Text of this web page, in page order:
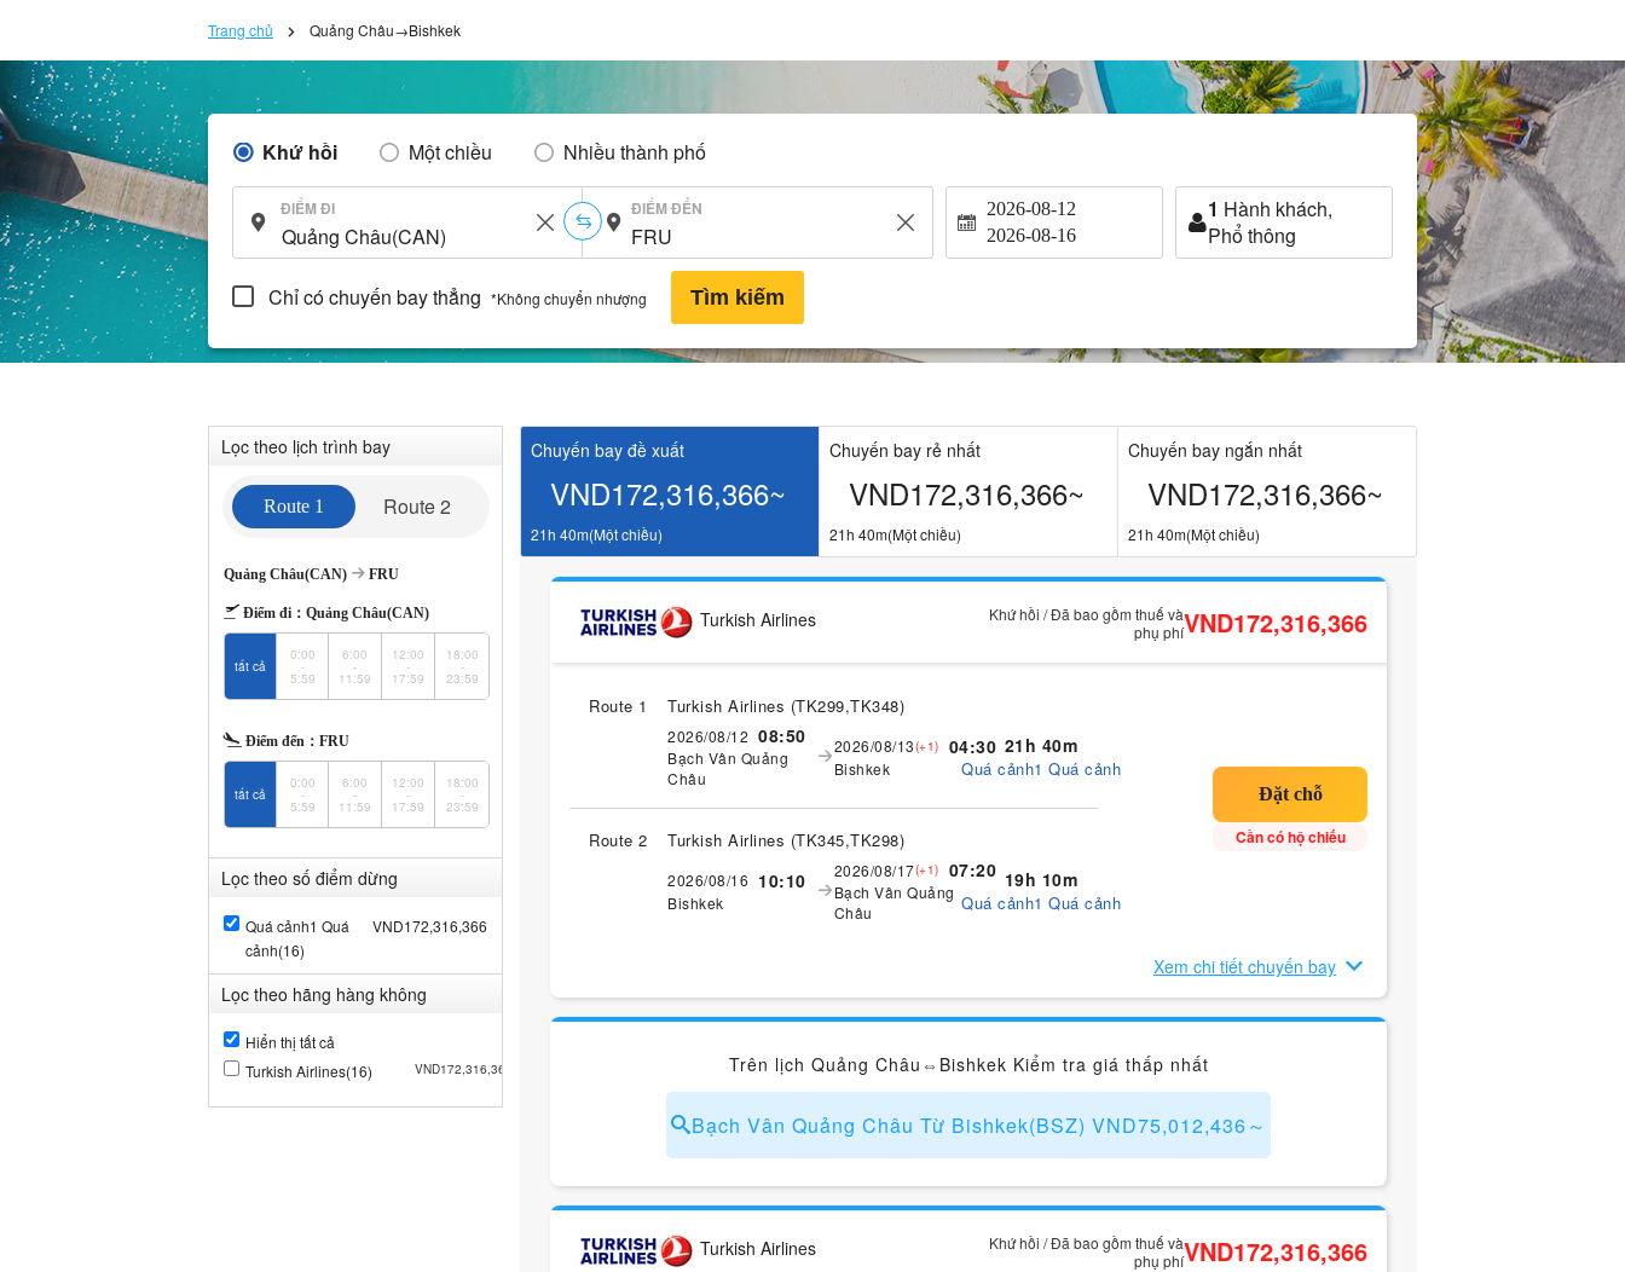
Trang chủ Quảng Châu→Bishkek
Khứ hồi Một chiều Nhiều thành phố
ĐIỂM ĐI ĐIỂM ĐẾN 2026-08-12
2026-08-16
1 Hành khách,
Phổ thông
Chỉ có chuyến bay thẳng *Không chuyển nhượng Tìm kiếm
Lọc theo lịch trình bay
Route 1 Route 2
Quảng Châu(CAN) FRU
Điểm đi： Quảng Châu(CAN)
tất cả
0:00
-
5:59
6:00
-
11:59
12:00
-
17:59
18:00
-
23:59
Điểm đến： FRU
tất cả
0:00
-
5:59
6:00
-
11:59
12:00
-
17:59
18:00
-
23:59
Lọc theo số điểm dừng
Quá cảnh1 Quá
cảnh(16)
VND172,316,366
Lọc theo hãng hàng không
Hiển thị tất cả
Turkish Airlines(16)
VND172,316,366
Chuyến bay đề xuất
VND172,316,366~
21h 40m(Một chiều)
Chuyến bay rẻ nhất
VND172,316,366~
21h 40m(Một chiều)
Chuyến bay ngắn nhất
VND172,316,366~
21h 40m(Một chiều)
Turkish Airlines
Khứ hồi / Đã bao gồm thuế và
phụ phíVND172,316,366
Route 1 Turkish Airlines (TK299,TK348)
2026/08/12 08:50
Bạch Vân Quảng
Châu
2026/08/13(+1) 04:30
Bishkek
21h 40m
Quá cảnh1 Quá cảnh
Route 2 Turkish Airlines (TK345,TK298)
2026/08/16 10:10
Bishkek
2026/08/17(+1) 07:20
Bạch Vân Quảng
Châu
19h 10m
Quá cảnh1 Quá cảnh
Cần có hộ chiếu
Xem chi tiết chuyến bay
Trên lịch Quảng Châu⇔Bishkek Kiểm tra giá thấp nhất
Bạch Vân Quảng Châu Từ Bishkek(BSZ) VND75,012,436～
Turkish Airlines
Khứ hồi / Đã bao gồm thuế và
phụ phíVND172,316,366